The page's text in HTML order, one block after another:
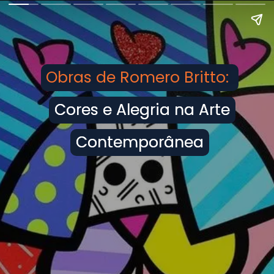
Cores e Alegria na Arte
Contemporânea
Obras de Romero Britto:
Cores e Alegria na Arte
Contemporânea